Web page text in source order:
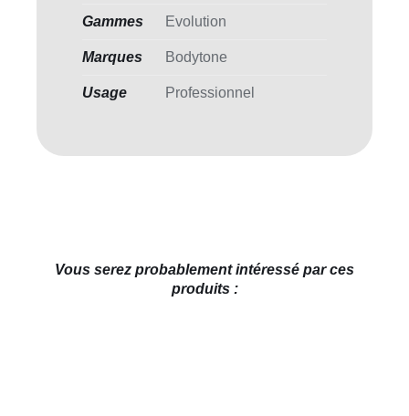
Gammes Evolution
Marques Bodytone
Usage Professionnel
Vous serez probablement intéressé par ces
produits :